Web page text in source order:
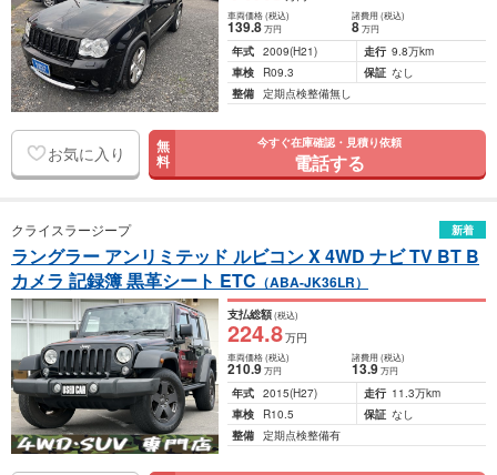
車両価格(税込)
139.8万円
諸費用 (税込)
8 万円
年式 2009(H21) 走行 9.8万km
車検
R09.3 保証 なし
整備 定期点検整備無し
お気に入り 無
料
今すぐ在庫確認・見積り依頼
電話する
クライスラージープ 新着
ラングラー アンリミテッド ルビコン X 4WD ナビ TV BT B
カメラ 記録簿 黒革シート ETC （ABA-JK36LR）
支払総額(税込)
224.8万円
車両価格(税込)
210.9万円
諸費用 (税込)
13.9 万円
年式 2015(H27) 走行 11.3万km
車検
R10.5 保証 なし
整備 定期点検整備有